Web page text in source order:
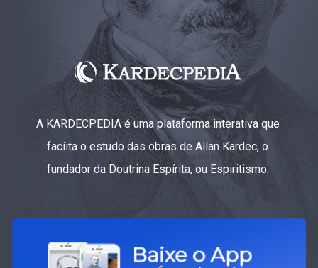
A KARDECPEDIA é uma plataforma interativa que
faciita o estudo das obras de Allan Kardec, o
fundador da Doutrina Espírita, ou Espiritismo.